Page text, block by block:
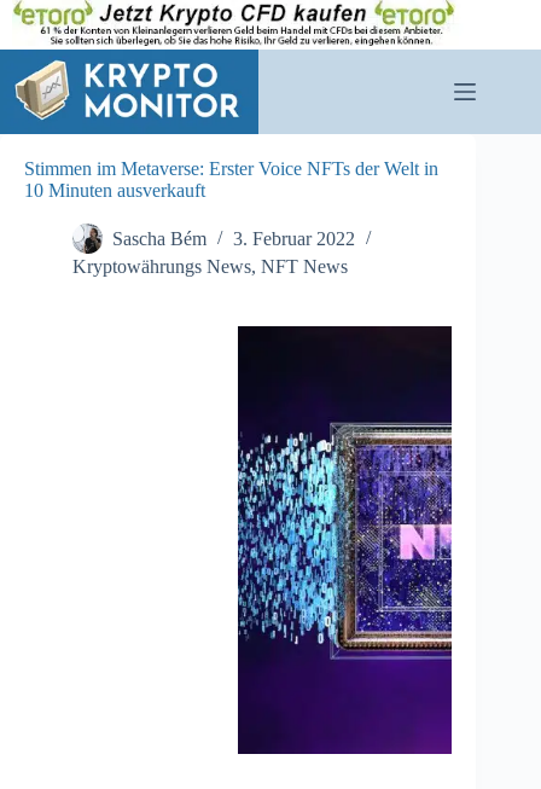
Zum
Inhalt
springen
Stimmen im Metaverse: Erster Voice NFTs der Welt in
10 Minuten ausverkauft
Sascha Bém
3. Februar 2022
Kryptowährungs News, NFT News